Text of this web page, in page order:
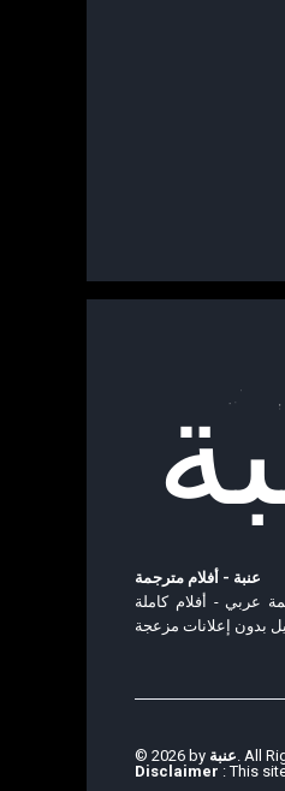
عنبة - أفلام مترجمة
عربي - أفلام كاملة
بدون إعلانات مزعجة
© 2026 by عنبة. All
Disclaimer : This